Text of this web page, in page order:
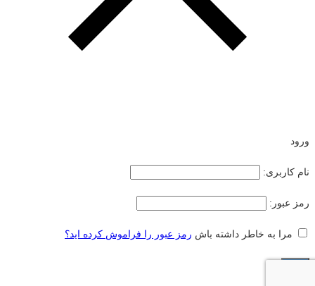
ورود
نام کاربری:
رمز عبور:
مرا به خاطر داشته باش رمز عبور را فراموش کرده اید؟